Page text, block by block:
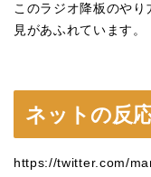
このラジオ降板のや
見があふれています。
ネットの反
https://twitter.com/